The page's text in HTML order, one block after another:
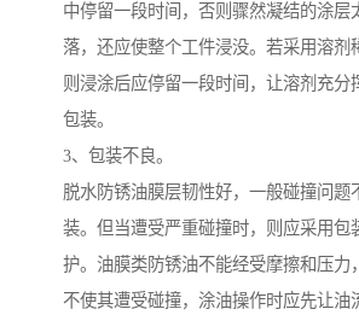
中停留一段时间，否则骤然凝结的涂层
落，还应使整个工件浸没。若采用溶剂
则浸涂后应停留一段时间，让溶剂充分
包装。
3、包装不良。
脱水防锈油膜层韧性好，一般碰撞问题
装。但当遭受严重碰撞时，则应采用包
护。油膜类防锈油不能经受摩擦和压力
不使其遭受碰撞，涂油操作时应先让油